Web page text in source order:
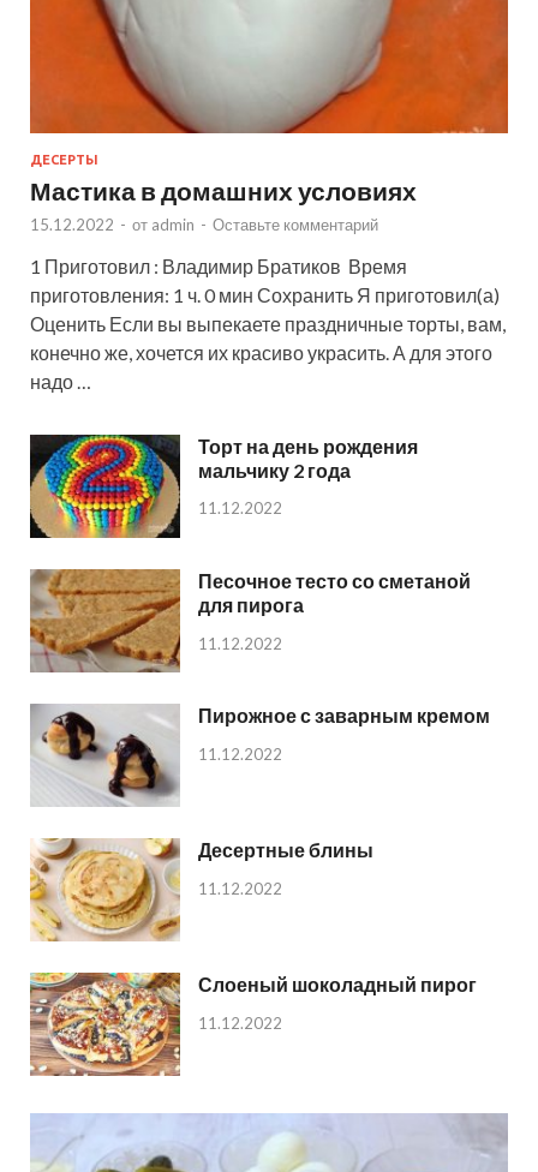
ДЕСЕРТЫ
Мастика в домашних условиях
15.12.2022 - от admin - Оставьте комментарий
1 Приготовил : Владимир Братиков Время
приготовления: 1 ч. 0 мин Сохранить Я приготовил(а)
Оценить Если вы выпекаете праздничные торты, вам,
конечно же, хочется их красиво украсить. А для этого
надо …
Торт на день рождения
мальчику 2 года
11.12.2022
Песочное тесто со сметаной
для пирога
11.12.2022
Пирожное с заварным кремом
11.12.2022
Десертные блины
11.12.2022
Слоеный шоколадный пирог
11.12.2022